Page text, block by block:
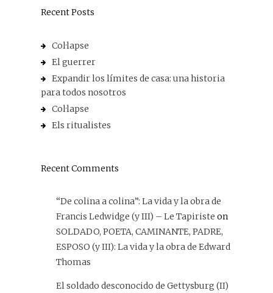
Recent Posts
Col·lapse
El guerrer
Expandir los límites de casa: una historia
para todos nosotros
Col·lapse
Els ritualistes
Recent Comments
“De colina a colina”: La vida y la obra de
Francis Ledwidge (y III) – Le Tapiriste on
SOLDADO, POETA, CAMINANTE, PADRE,
ESPOSO (y III): La vida y la obra de Edward
Thomas
El soldado desconocido de Gettysburg (II)